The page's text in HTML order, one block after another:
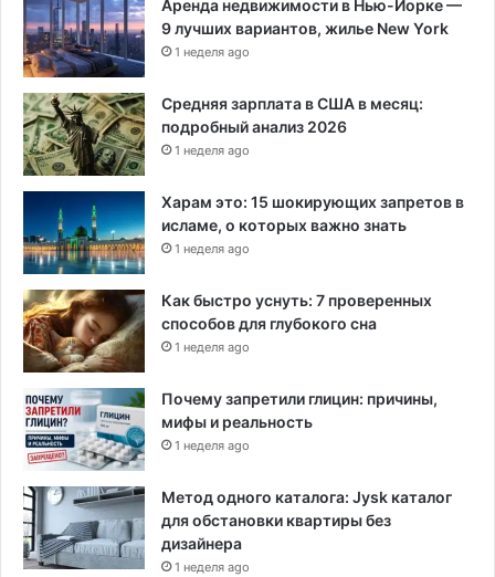
Аренда недвижимости в Нью-Йорке —
9 лучших вариантов, жилье New York
1 неделя ago
Средняя зарплата в США в месяц:
подробный анализ 2026
1 неделя ago
Харам это: 15 шокирующих запретов в
исламе, о которых важно знать
1 неделя ago
Как быстро уснуть: 7 проверенных
способов для глубокого сна
1 неделя ago
Почему запретили глицин: причины,
мифы и реальность
1 неделя ago
Метод одного каталога: Jysk каталог
для обстановки квартиры без
дизайнера
1 неделя ago